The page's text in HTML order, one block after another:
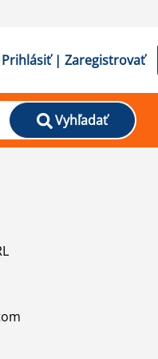
Prihlásiť | Zaregistrovať
Vyhľadať